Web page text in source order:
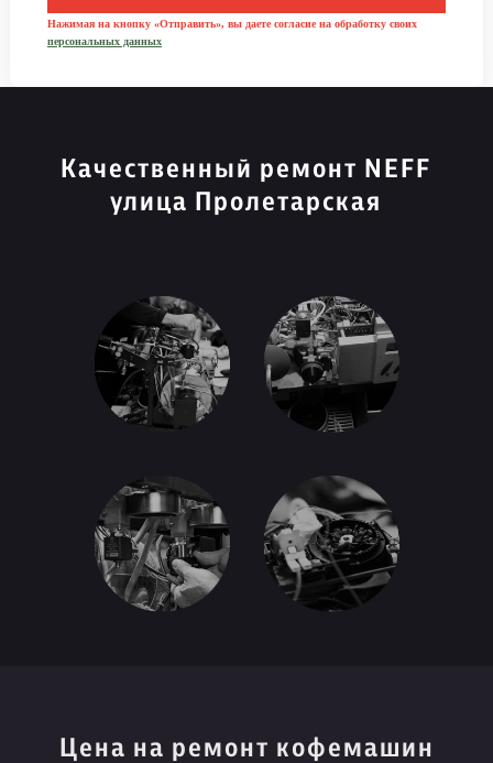
Нажимая на кнопку «Отправить», вы даете согласие на обработку своих
персональных данных
Качественный ремонт NEFF
улица Пролетарская
Цена на ремонт кофемашин